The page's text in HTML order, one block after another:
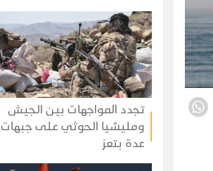
تجدد المواجهات بين الجيش
ومليشيا الحوثي على جبهات
عدة بتعز